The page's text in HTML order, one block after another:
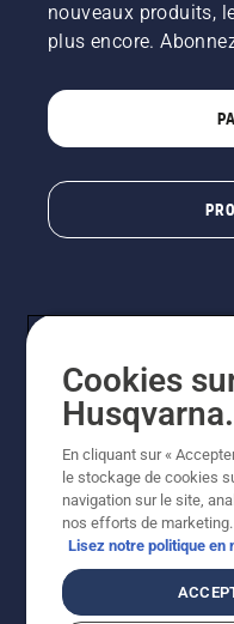
nouveaux produits,
plus encore.
© Husqvarna AB
indiqués sont à titre
aux revendeurs
TAR incluses. Sous
prix indiqués sont des
incluse), sauf si le
Cookies
En cliquant sur «
le stockage de cookies
navigation sur le site,
nos efforts de marketing.
Lisez notre politique en